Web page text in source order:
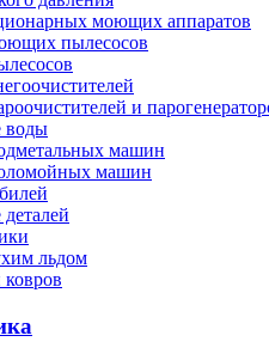
моющих аппаратов
пылесосов
и
воды
машин
машин
льдом
ковров